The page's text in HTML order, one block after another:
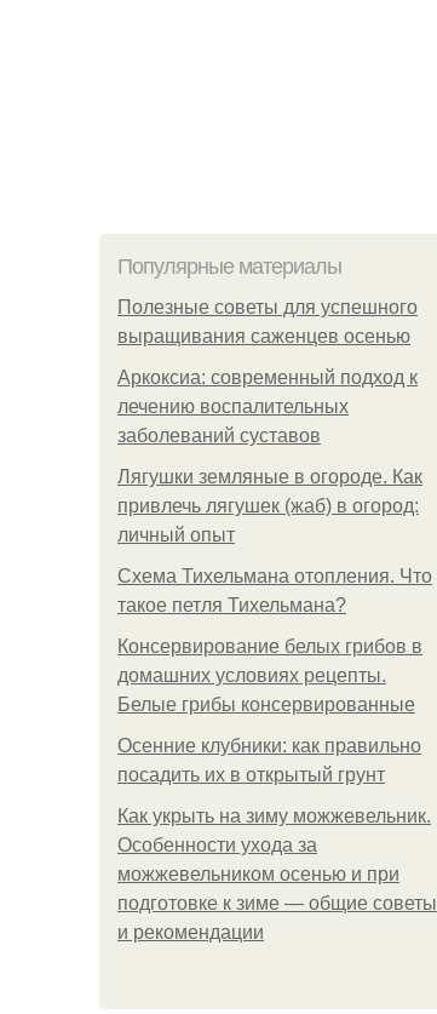
Популярные материалы
Полезные советы для успешного
выращивания саженцев осенью
Аркоксиа: современный подход к
лечению воспалительных
заболеваний суставов
Лягушки земляные в огороде. Как
привлечь лягушек (жаб) в огород:
личный опыт
Схема Тихельмана отопления. Что
такое петля Тихельмана?
Консервирование белых грибов в
домашних условиях рецепты.
Белые грибы консервированные
Осенние клубники: как правильно
посадить их в открытый грунт
Как укрыть на зиму можжевельник.
Особенности ухода за
можжевельником осенью и при
подготовке к зиме — общие советы
и рекомендации